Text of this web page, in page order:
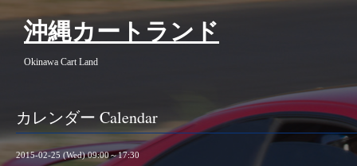
沖縄カートランド
Okinawa Cart Land
カレンダー Calendar
2015-02-25 (Wed) 09:00～17:30